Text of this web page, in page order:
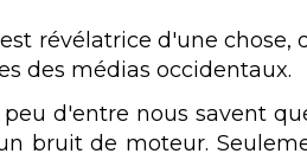
révélatrice d'une chose,
des médias occidentaux.
d'entre nous savent
bruit de moteur.